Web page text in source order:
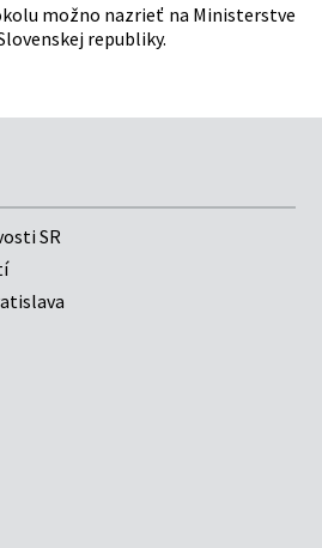
26/2002
možno nazrieť na Ministerstve
republiky.
SR